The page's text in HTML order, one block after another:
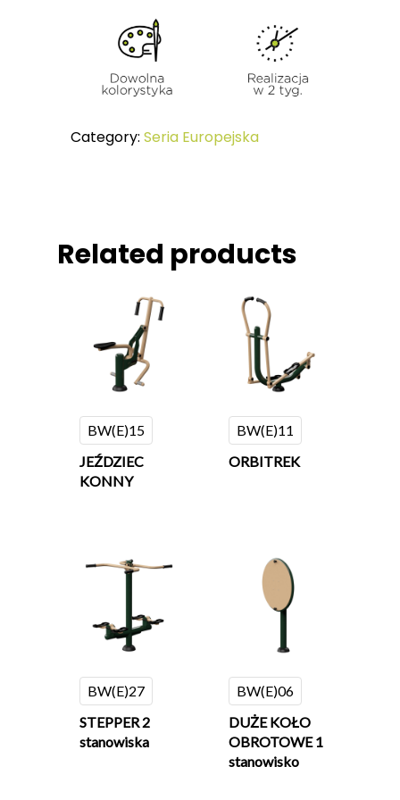
Category: Seria Europejska
Related products
BW(E)15
JEŹDZIEC
KONNY
BW(E)11
ORBITREK
BW(E)27
STEPPER 2
stanowiska
BW(E)06
DUŻE KOŁO
OBROTOWE 1
stanowisko
Dzieci
MAŁA ARCHITEKTURA
Referencje
Certyfikaty